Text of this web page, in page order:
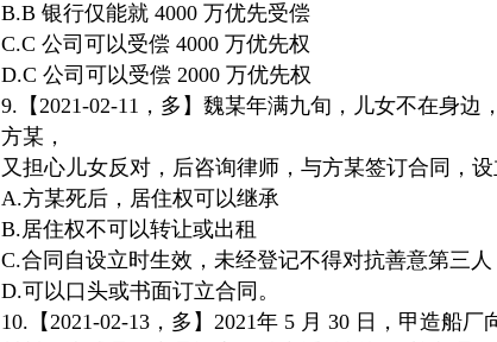
B.B 银行仅能就 4000 万优先受偿
C.C 公司可以受偿 4000 万优先权
D.C 公司可以受偿 2000 万优先权
9.【2021-02-11，多】魏某年满九旬，儿女不在身
方某，
又担心儿女反对，后咨询律师，与方某签订合同，
A.方某死后，居住权可以继承
B.居住权不可以转让或出租
C.合同自设立时生效，未经登记不得对抗善意第三人
D.可以口头或书面订立合同。
10.【2021-02-13，多】2021年 5 月 30 日，甲造船